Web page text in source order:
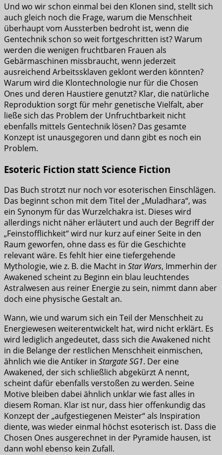
Und wo wir schon einmal bei den Klonen sind, stellt sich
auch gleich noch die Frage, warum die Menschheit
überhaupt vom Aussterben bedroht ist, wenn die
Gentechnik schon so weit fortgeschritten ist? Warum
werden die wenigen fruchtbaren Frauen als
Gebärmaschinen missbraucht, wenn jederzeit
ausreichend Arbeitssklaven geklont werden könnten?
Warum wird die Klontechnologie nur für die Chosen
Ones und deren Haustiere genutzt? Klar, die natürliche
Reproduktion sorgt für mehr genetische Vielfalt, aber
ließe sich das Problem der Unfruchtbarkeit nicht
ebenfalls mittels Gentechnik lösen? Das gesamte
Konzept ist unausgegoren und dann gibt es noch ein
Problem.
Esoteric Fiction statt Science Fiction
Das Buch strotzt nur noch vor esoterischen Einschlägen.
Das beginnt schon mit dem Titel der „Muladhara“, was
ein Synonym für das Wurzelchakra ist. Dieses wird
allerdings nicht näher erläutert und auch der Begriff der
„Feinstofflichkeit“ wird nur kurz auf einer Seite in den
Raum geworfen, ohne dass es für die Geschichte
relevant wäre. Es fehlt hier eine tiefergehende
Mythologie, wie z. B. die Macht in Star Wars, Immerhin der
Awakened scheint zu Beginn ein blau leuchtendes
Astralwesen aus reiner Energie zu sein, nimmt dann aber
doch eine physische Gestalt an.
Wann, wie und warum sich ein Teil der Menschheit zu
Energiewesen weiterentwickelt hat, wird nicht erklärt. Es
wird lediglich angedeutet, dass sich die Awakened nicht
in die Belange der restlichen Menschheit einmischen,
ähnlich wie die Antiker in Stargate SG1. Der eine
Awakened, der sich schließlich abgekürzt A nennt,
scheint dafür ebenfalls verstoßen zu werden. Seine
Motive bleiben dabei ähnlich unklar wie fast alles in
diesem Roman. Klar ist nur, dass hier offenkundig das
Konzept der „aufgestiegenen Meister“ als Inspiration
diente, was wieder einmal höchst esoterisch ist. Dass die
Chosen Ones ausgerechnet in der Pyramide hausen, ist
dann wohl ebenso kein Zufall.